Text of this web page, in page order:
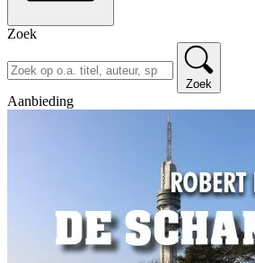
Zoek
Zoek
Aanbieding